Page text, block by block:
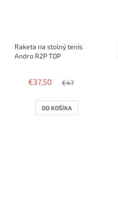
Raketa na stolný tenis
Andro R2P TOP
€37,50 €47
DO KOŠÍKA